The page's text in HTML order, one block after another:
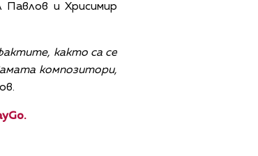
Павлов и Хрисимир
както са се
композитори,